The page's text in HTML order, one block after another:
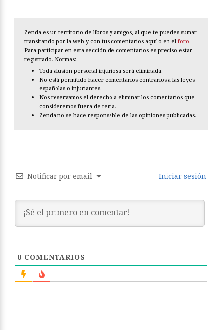
Zenda es un territorio de libros y amigos, al que te puedes sumar
transitando por la web y con tus comentarios aquí o en el foro.
Para participar en esta sección de comentarios es preciso estar
registrado. Normas:
Toda alusión personal injuriosa será eliminada.
No está permitido hacer comentarios contrarios a las leyes
españolas o injuriantes.
Nos reservamos el derecho a eliminar los comentarios que
consideremos fuera de tema.
Zenda no se hace responsable de las opiniones publicadas.
Notificar por email Iniciar sesión
0 COMENTARIOS